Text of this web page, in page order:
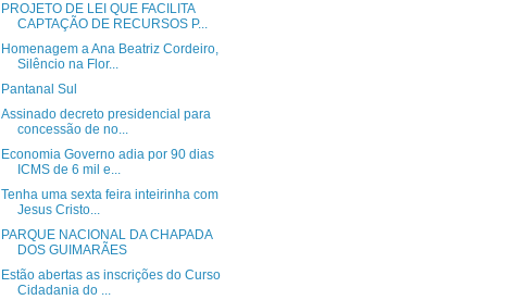
PROJETO DE LEI QUE FACILITA
CAPTAÇÃO DE RECURSOS P...
Homenagem a Ana Beatriz Cordeiro,
Silêncio na Flor...
Pantanal Sul
Assinado decreto presidencial para
concessão de no...
Economia Governo adia por 90 dias
ICMS de 6 mil e...
Tenha uma sexta feira inteirinha com
Jesus Cristo...
PARQUE NACIONAL DA CHAPADA
DOS GUIMARÃES
Estão abertas as inscrições do Curso
Cidadania do ...